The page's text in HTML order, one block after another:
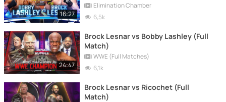
16:27
Elimination Chamber
6,5k
24:47
Brock Lesnar vs Bobby Lashley (Full
Match)
WWE (Full Matches)
6,1k
Brock Lesnar vs Ricochet (Full
Match)